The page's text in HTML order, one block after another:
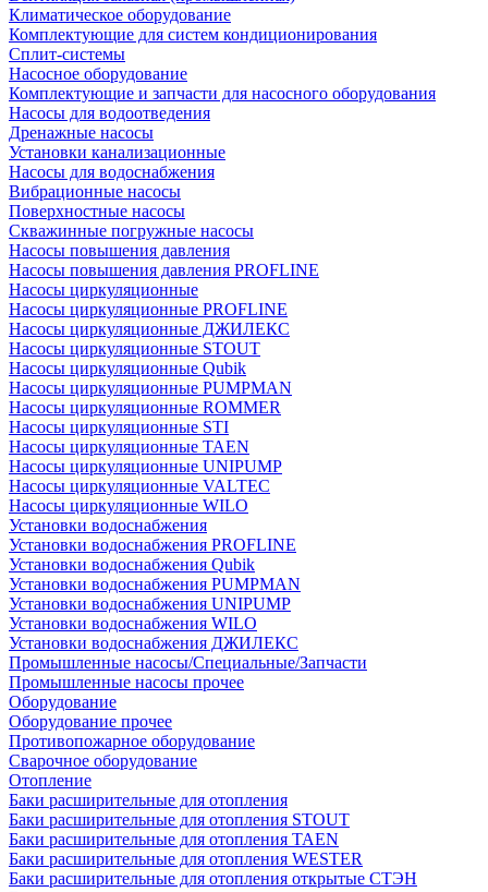
Климатическое оборудование
Комплектующие для систем кондиционирования
Сплит-системы
Насосное оборудование
Комплектующие и запчасти для насосного оборудования
Насосы для водоотведения
Дренажные насосы
Установки канализационные
Насосы для водоснабжения
Вибрационные насосы
Поверхностные насосы
Скважинные погружные насосы
Насосы повышения давления
Насосы повышения давления PROFLINE
Насосы циркуляционные
Насосы циркуляционные PROFLINE
Насосы циркуляционные ДЖИЛЕКС
Насосы циркуляционные STOUT
Насосы циркуляционные Qubik
Насосы циркуляционные PUMPMAN
Насосы циркуляционные ROMMER
Насосы циркуляционные STI
Насосы циркуляционные TAEN
Насосы циркуляционные UNIPUMP
Насосы циркуляционные VALTEC
Насосы циркуляционные WILO
Установки водоснабжения
Установки водоснабжения PROFLINE
Установки водоснабжения Qubik
Установки водоснабжения PUMPMAN
Установки водоснабжения UNIPUMP
Установки водоснабжения WILO
Установки водоснабжения ДЖИЛЕКС
Промышленные насосы/Специальные/Запчасти
Промышленные насосы прочее
Оборудование
Оборудование прочее
Противопожарное оборудование
Сварочное оборудование
Отопление
Баки расширительные для отопления
Баки расширительные для отопления STOUT
Баки расширительные для отопления TAEN
Баки расширительные для отопления WESTER
Баки расширительные для отопления открытые СТЭН